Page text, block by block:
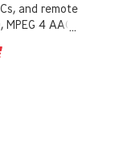
and remote
4 AAC,
codecs, plus
supports
standards